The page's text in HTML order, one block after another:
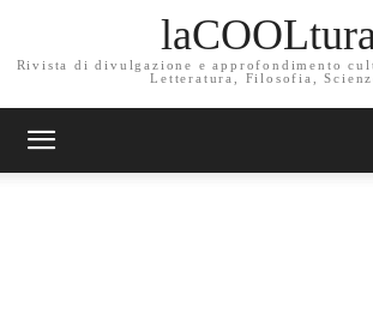
Rivista di divulgazione e approfondimento
Letteratura, Filosofia,